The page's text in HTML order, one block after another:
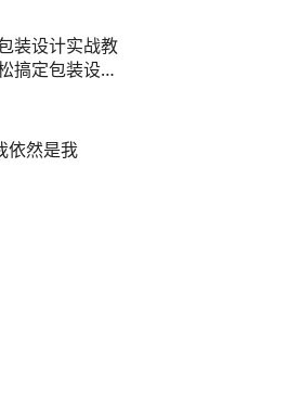
装设计实战教
搞定包装设计
依然是我